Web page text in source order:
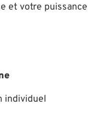
et votre puissance
individuel